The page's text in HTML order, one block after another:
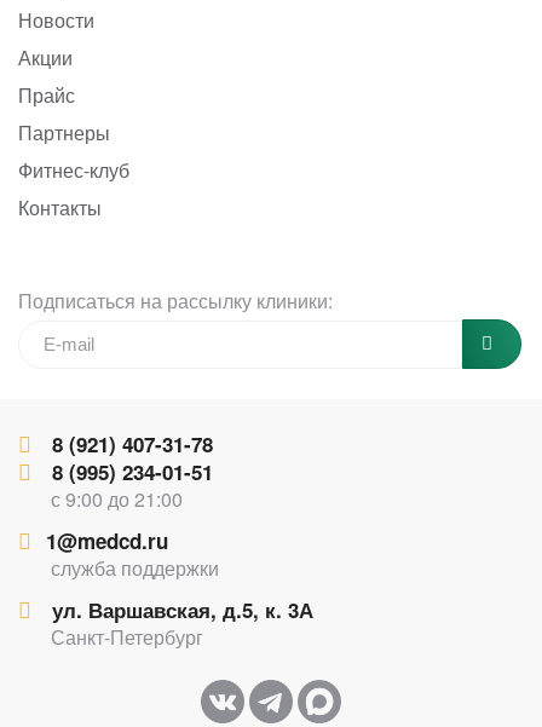
8 (921) 407-31-78
8 (995) 234-01-51
с 9:00 до 21:00
1@medcd.ru
служба поддержки
ул. Варшавская, д.5, к. 3А
Санкт-Петербург
Новости
Акции
Прайс
Партнеры
Фитнес-клуб
Контакты
Подписаться на рассылку клиники: